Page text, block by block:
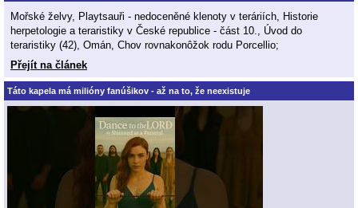
Mořské želvy, Playtsauři - nedoceněné klenoty v teráriích, Historie
herpetologie a teraristiky v České republice - část 10., Úvod do
teraristiky (42), Omán, Chov rovnakonôžok rodu Porcellio;
Přejít na článek
Táto kapela má milióny fanúšikov - až na to, že neexistuje